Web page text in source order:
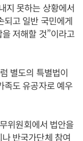
지 못하는 상황에서
되고 일반 국민에게
저해할 것”이라고
별도의 특별법이
족도 유공자로 예우
위원회에서 법안을
반국가단체 참여